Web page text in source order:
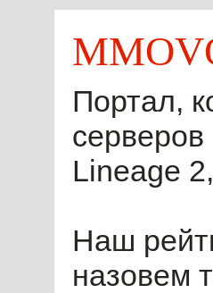
Портал,
Lineage
Наш
назовем